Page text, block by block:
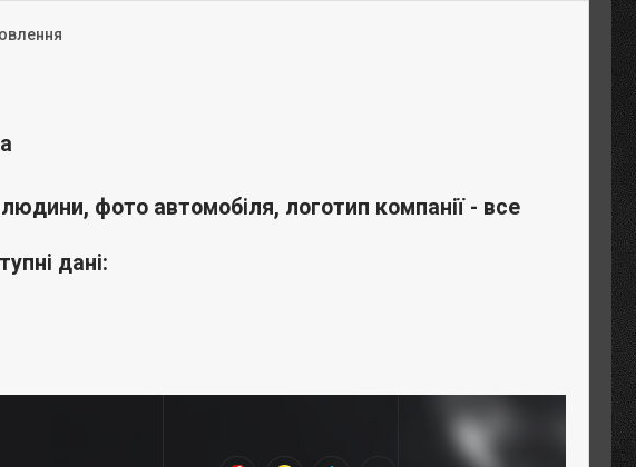
фото автомобіля, логотип компанії - все
дані: